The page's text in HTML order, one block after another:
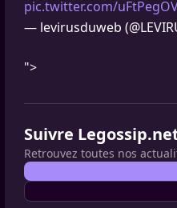
pic.twitter.com/
— levirusduweb
">
Suivre
Retrouvez toutes nos